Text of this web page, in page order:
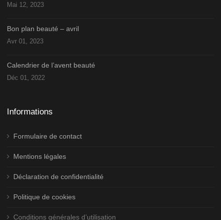
Mai 12, 2023
Bon plan beauté – avril
Avr 01, 2023
Calendrier de l’avent beauté
Déc 01, 2022
Informations
Formulaire de contact
Mentions légales
Déclaration de confidentialité
Politique de cookies
Conditions générales d’utilisation